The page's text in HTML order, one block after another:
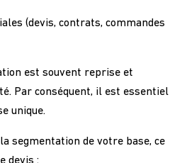
(devis, contrats, commandes
est souvent reprise et
Par conséquent, il est essentiel
unique.
segmentation de votre base, ce